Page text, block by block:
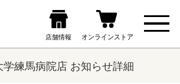
学練馬病院店 お知らせ詳細